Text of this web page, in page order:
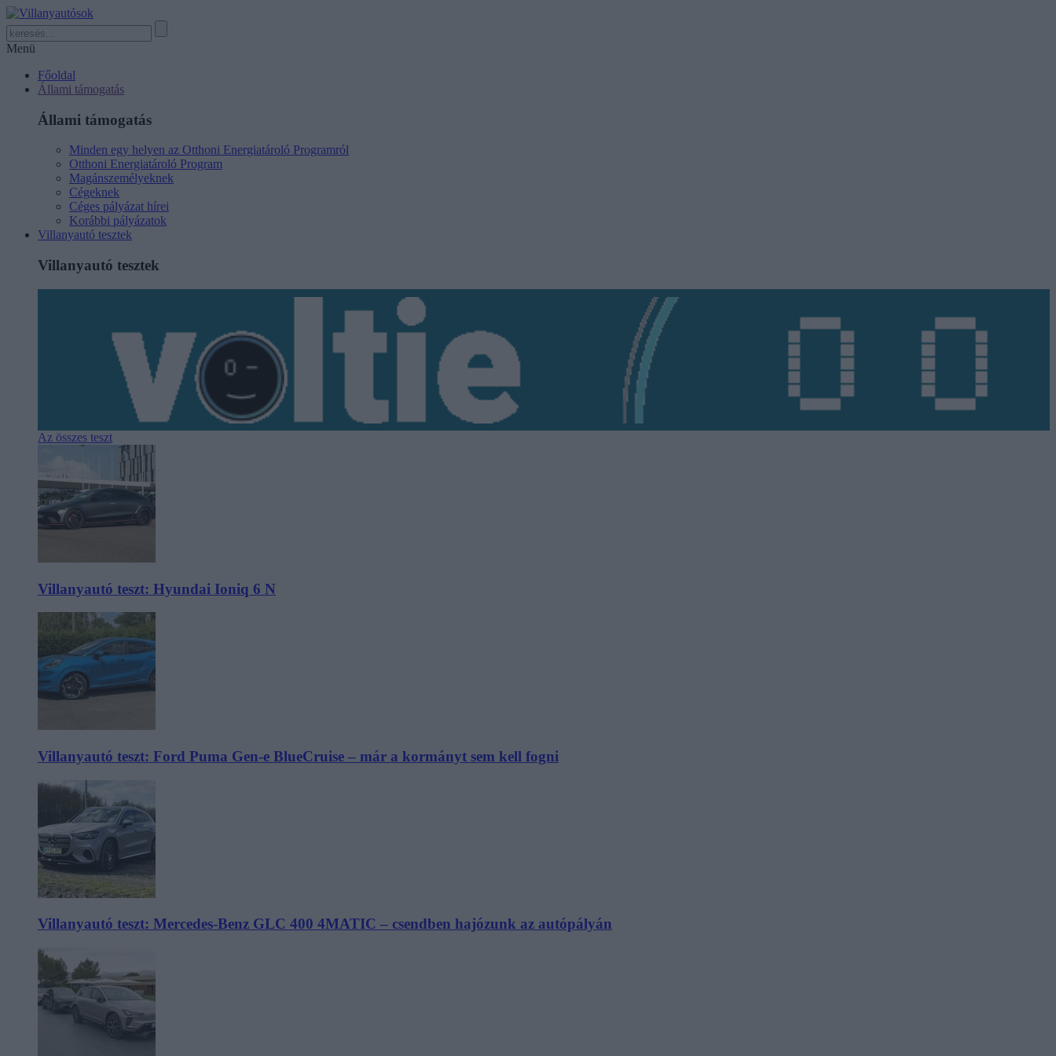
Menü
Főoldal
Állami támogatás
Állami támogatás
Minden egy helyen az Otthoni Energiatároló Programról
Otthoni Energiatároló Program
Magánszemélyeknek
Cégeknek
Céges pályázat hírei
Korábbi pályázatok
Villanyautó tesztek
Villanyautó tesztek
Az összes teszt
Villanyautó teszt: Hyundai Ioniq 6 N
Villanyautó teszt: Ford Puma Gen-e BlueCruise – már a kormányt sem kell fogni
Villanyautó teszt: Mercedes-Benz GLC 400 4MATIC – csendben hajózunk az autópályán